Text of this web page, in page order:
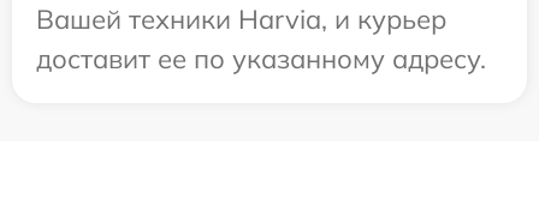
Вашей техники Harvia, и курьер
доставит ее по указанному адресу.